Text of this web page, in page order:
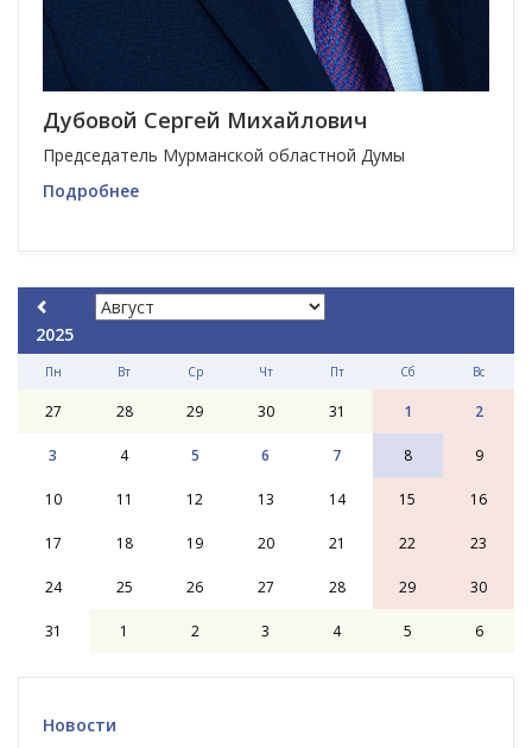
Дубовой Сергей Михайлович
Председатель Мурманской областной Думы
Подробнее
2025
Пн Вт Ср Чт Пт Сб Вс
27 28 29 30 31 1 2
3 4 5 6 7 8 9
10 11 12 13 14 15 16
17 18 19 20 21 22 23
24 25 26 27 28 29 30
31 1 2 3 4 5 6
Новости